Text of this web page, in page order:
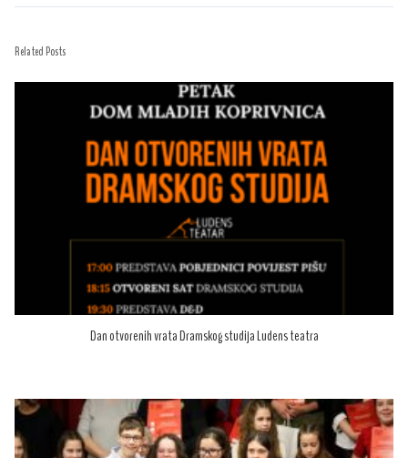
Related Posts
Dan otvorenih vrata Dramskog studija Ludens teatra